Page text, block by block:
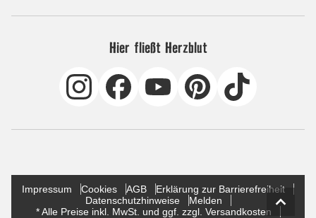
Hier fließt Herzblut
Impressum Cookies AGB
Erklärung zur Barrierefreiheit
Datenschutzhinweise
Melden
* Alle Preise inkl. MwSt. und ggf. zzgl. Versandkosten